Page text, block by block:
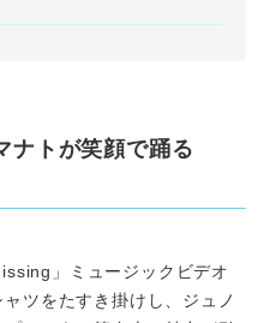
ナトが笑顔で踊る
」ミュージックビデオ
ツをたすき掛けし、ジュノ